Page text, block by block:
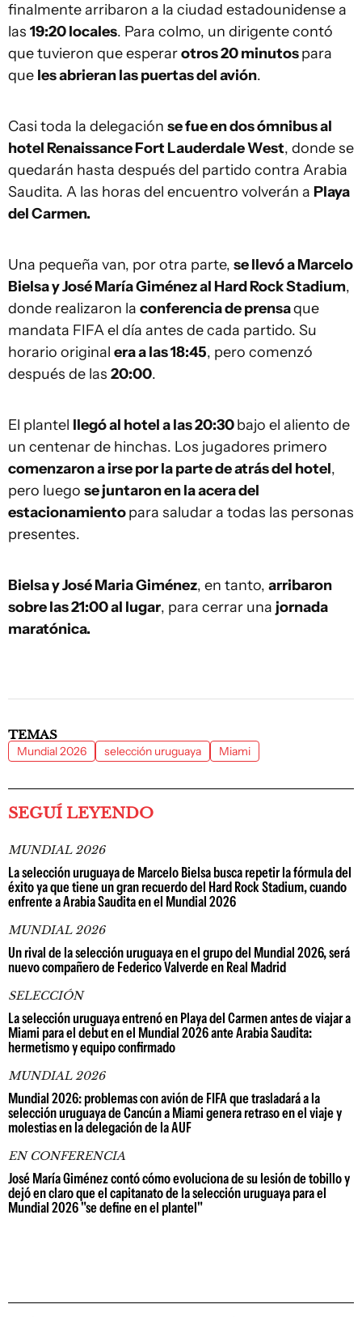
finalmente arribaron a la ciudad estadounidense a
las 19:20 locales. Para colmo, un dirigente contó
que tuvieron que esperarotros 20 minutospara
que les abrieran las puertas del avión.
Casi toda la delegación se fue en dos ómnibus al
hotel Renaissance Fort Lauderdale West, donde se
quedarán hasta después del partido contra Arabia
Saudita. A las horas del encuentro volverán a Playa
del Carmen.
Una pequeña van, por otra parte, se llevó a Marcelo
Bielsa y José María Giménez al Hard Rock Stadium,
donde realizaron la conferencia de prensaque
mandata FIFA el día antes de cada partido. Su
horario original era a las 18:45, pero comenzó
después de las 20:00.
El plantel llegó al hotel a las 20:30bajo el aliento de
un centenar de hinchas. Los jugadores primero
comenzaron a irse por la parte de atrás del hotel,
pero luego se juntaron en la acera del
estacionamientopara saludar a todas las personas
presentes.
Bielsa y José Maria Giménez, en tanto, arribaron
sobre las 21:00 al lugar, para cerrar una jornada
maratónica.
TEMAS
Mundial 2026 selección uruguaya Miami
SEGUÍ LEYENDO
MUNDIAL 2026
La selección uruguaya de Marcelo Bielsa busca repetir la fórmula del
éxito ya que tiene un gran recuerdo del Hard Rock Stadium, cuando
enfrente a Arabia Saudita en el Mundial 2026
MUNDIAL 2026
Un rival de la selección uruguaya en el grupo del Mundial 2026, será
nuevo compañero de Federico Valverde en Real Madrid
SELECCIÓN
La selección uruguaya entrenó en Playa del Carmen antes de viajar a
Miami para el debut en el Mundial 2026 ante Arabia Saudita:
hermetismo y equipo confirmado
MUNDIAL 2026
Mundial 2026: problemas con avión de FIFA que trasladará a la
selección uruguaya de Cancún a Miami genera retraso en el viaje y
molestias en la delegación de la AUF
EN CONFERENCIA
José María Giménez contó cómo evoluciona de su lesión de tobillo y
dejó en claro que el capitanato de la selección uruguaya para el
Mundial 2026 "se define en el plantel"